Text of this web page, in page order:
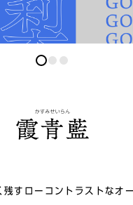
0 0
すローコントラストなオ